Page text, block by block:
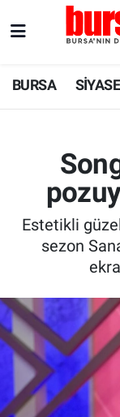
BURSA
Estetikli
sezon
SPOR
EKONOMİ
SAĞLIK
ASTROLOJİ
BLOG
Süper Lig
Tüm
Son
Haber Arşivi